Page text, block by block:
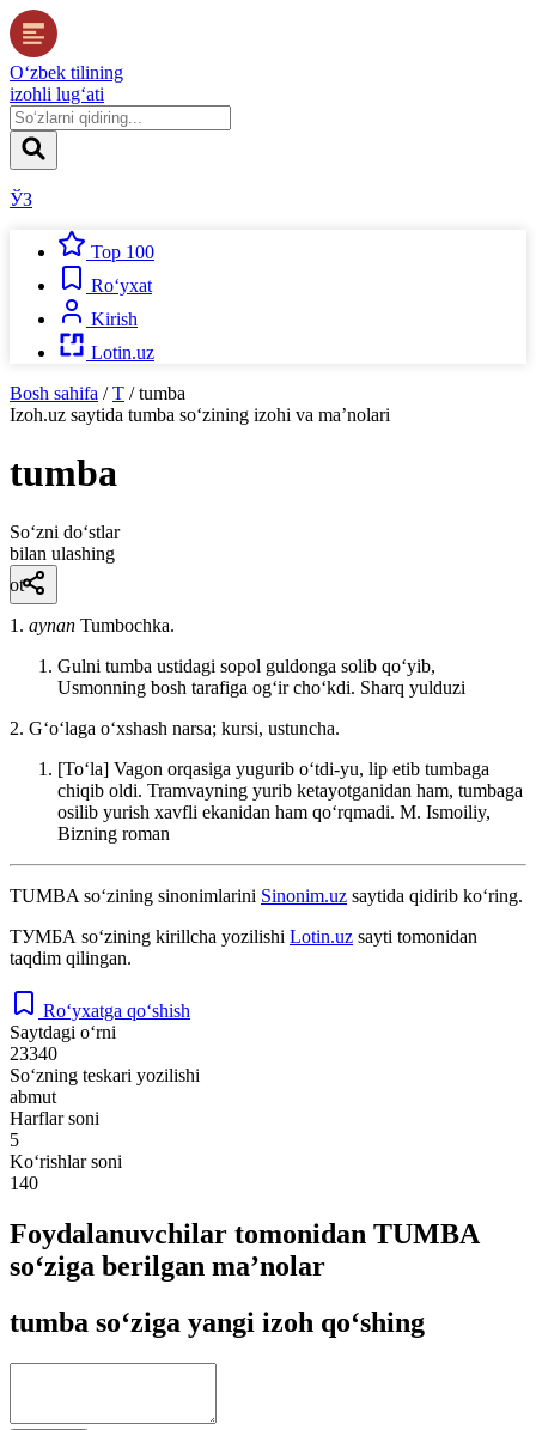
O‘zbek tilining
izohli lug‘ati
ЎЗ
Top 100
Ro‘yxat
Kirish
Lotin.uz
Bosh sahifa / T / tumba
Izoh.uz saytida tumba so‘zining izohi va ma’nolari
tumba
So‘zni do‘stlar
bilan ulashing
ot
1. aynan Tumbochka.
Gulni tumba ustidagi sopol guldonga solib qoʻyib,
Usmonning bosh tarafiga ogʻir choʻkdi. Sharq yulduzi
2. Gʻoʻlaga oʻxshash narsa; kursi, ustuncha.
[Toʻla] Vagon orqasiga yugurib oʻtdi-yu, lip etib tumbaga
chiqib oldi. Tramvayning yurib ketayotganidan ham, tumbaga
osilib yurish xavfli ekanidan ham qoʻrqmadi. M. Ismoiliy,
Bizning roman
TUMBA so‘zining sinonimlarini Sinonim.uz saytida qidirib ko‘ring.
ТУМБА so‘zining kirillcha yozilishi Lotin.uz sayti tomonidan
taqdim qilingan.
Ro‘yxatga qo‘shish
Saytdagi o‘rni
23340
So‘zning teskari yozilishi
abmut
Harflar soni
5
Ko‘rishlar soni
140
Foydalanuvchilar tomonidan TUMBA
so‘ziga berilgan ma’nolar
tumba so‘ziga yangi izoh qo‘shing